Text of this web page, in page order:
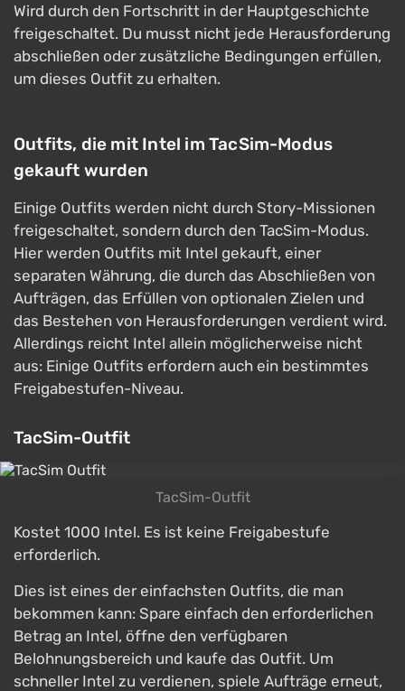
Wird durch den Fortschritt in der Hauptgeschichte
freigeschaltet. Du musst nicht jede Herausforderung
abschließen oder zusätzliche Bedingungen erfüllen,
um dieses Outfit zu erhalten.
Outfits, die mit Intel im TacSim-Modus
gekauft wurden
Einige Outfits werden nicht durch Story-Missionen
freigeschaltet, sondern durch den TacSim-Modus.
Hier werden Outfits mit Intel gekauft, einer
separaten Währung, die durch das Abschließen von
Aufträgen, das Erfüllen von optionalen Zielen und
das Bestehen von Herausforderungen verdient wird.
Allerdings reicht Intel allein möglicherweise nicht
aus: Einige Outfits erfordern auch ein bestimmtes
Freigabestufen-Niveau.
TacSim-Outfit
TacSim-Outfit
Kostet 1000 Intel. Es ist keine Freigabestufe
erforderlich.
Dies ist eines der einfachsten Outfits, die man
bekommen kann: Spare einfach den erforderlichen
Betrag an Intel, öffne den verfügbaren
Belohnungsbereich und kaufe das Outfit. Um
schneller Intel zu verdienen, spiele Aufträge erneut,